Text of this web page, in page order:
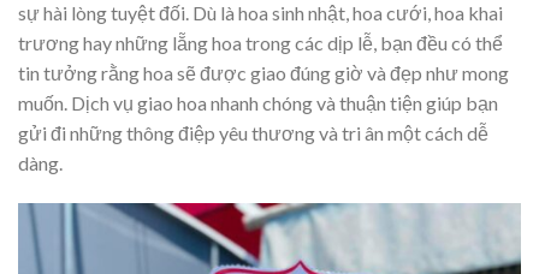
sự hài lòng tuyệt đối. Dù là hoa sinh nhật, hoa cưới, hoa khai
trương hay những lẵng hoa trong các dịp lễ, bạn đều có thể
tin tưởng rằng hoa sẽ được giao đúng giờ và đẹp như mong
muốn. Dịch vụ giao hoa nhanh chóng và thuận tiện giúp bạn
gửi đi những thông điệp yêu thương và tri ân một cách dễ
dàng.